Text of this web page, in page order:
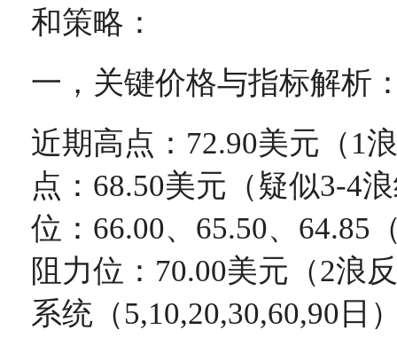
和策略：
一，关键价格与指标解析
近期高点：72.90美元（1
点：68.50美元（疑似3-4
位：66.00、65.50、64.85
阻力位：70.00美元（2浪
系统（5,10,20,30,60,90日